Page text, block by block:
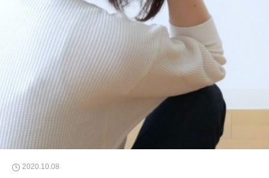
2020.10.08